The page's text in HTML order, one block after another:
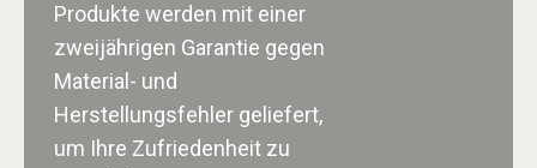
Produkte werden mit einer
zweijährigen Garantie gegen
Material- und
Herstellungsfehler geliefert,
um Ihre Zufriedenheit zu